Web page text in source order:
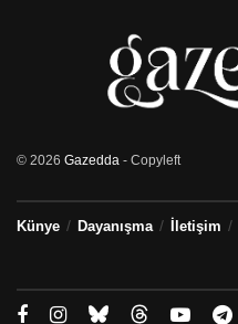
© 2026 Gazedda - Copyleft
Künye Dayanışma İletişim